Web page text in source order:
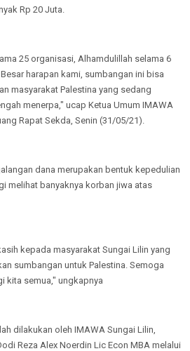
Rp 20 Juta.
25 organisasi, Alhamdulillah selama 6
harapan kami, sumbangan ini bisa
masyarakat Palestina yang sedang
menerpa," ucap Ketua Umum IMAWA
Rapat Sekda, Senin (31/05/21).
dana merupakan bentuk kepedulian
melihat banyaknya korban jiwa atas
kepada masyarakat Sungai Lilin yang
sumbangan untuk Palestina. Semoga
kita semua," ungkapnya
dilakukan oleh IMAWA Sungai Lilin,
Reza Alex Noerdin Lic Econ MBA melalui